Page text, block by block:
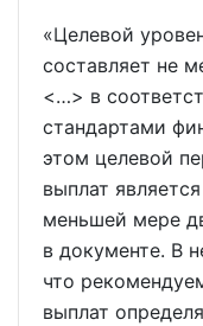
«Целевой
составляет не
<…> в
стандартами
этом целевой
выплат
меньшей мере
в документе. В
что
выплат